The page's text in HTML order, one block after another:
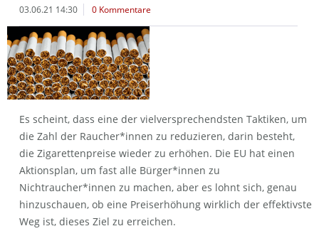
03.06.21 14:30 0 Kommentare
Es scheint, dass eine der vielversprechendsten Taktiken, um
die Zahl der Raucher*innen zu reduzieren, darin besteht,
die Zigarettenpreise wieder zu erhöhen. Die EU hat einen
Aktionsplan, um fast alle Bürger*innen zu
Nichtraucher*innen zu machen, aber es lohnt sich, genau
hinzuschauen, ob eine Preiserhöhung wirklich der effektivste
Weg ist, dieses Ziel zu erreichen.